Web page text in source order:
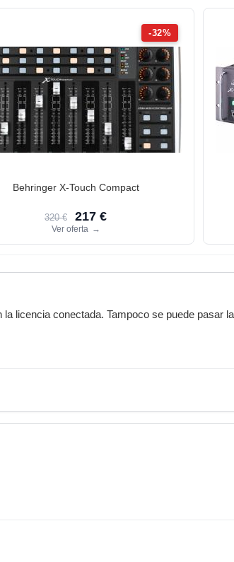
-32%
Behringer X-Touch Compact
320 € 217 €
Ver oferta →
licencia conectada. Tampoco se puede pasar